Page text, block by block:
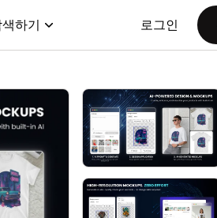
하기 로그인